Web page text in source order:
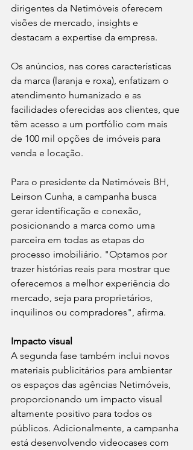
dirigentes da Netimóveis oferecem
visões de mercado, insights e
destacam a expertise da empresa.
Os anúncios, nas cores características
da marca (laranja e roxa), enfatizam o
atendimento humanizado e as
facilidades oferecidas aos clientes, que
têm acesso a um portfólio com mais
de 100 mil opções de imóveis para
venda e locação.
Para o presidente da Netimóveis BH,
Leirson Cunha, a campanha busca
gerar identificação e conexão,
posicionando a marca como uma
parceira em todas as etapas do
processo imobiliário. "Optamos por
trazer histórias reais para mostrar que
oferecemos a melhor experiência do
mercado, seja para proprietários,
inquilinos ou compradores", afirma.
Impacto visual
A segunda fase também inclui novos
materiais publicitários para ambientar
os espaços das agências Netimóveis,
proporcionando um impacto visual
altamente positivo para todos os
públicos. Adicionalmente, a campanha
está desenvolvendo videocases com